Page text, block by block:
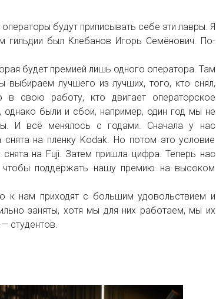
будут приписывать себе эти лавры. Я
гильдии был Клебанов Игорь Семёнович. По-
будет премией лишь одного оператора. Там
лучшего из лучших, того, кто снял,
в свою работу, кто двигает операторское
были и сбои, например, один год мы не
И всё менялось с годами. Сначала у нас
на пленку Kodak. Но потом это условие
на Fuji. Затем пришла цифра. Теперь нас
чтобы поддержать нашу премию на высоком
к нам приходят с большим удовольствием и
заняты, хотя мы для них работаем, мы их
студентов.